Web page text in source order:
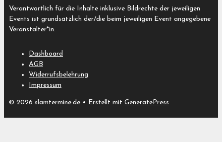
Verantwortlich für die Inhalte inklusive Bildrechte der jeweiligen
Events ist grundsätzlich der/die beim jeweiligen Event angegebene
Veranstalter*in.
Dashboard
AGB
Widerrufsbelehrung
Impressum
© 2026 slamtermine.de • Erstellt mit GeneratePress